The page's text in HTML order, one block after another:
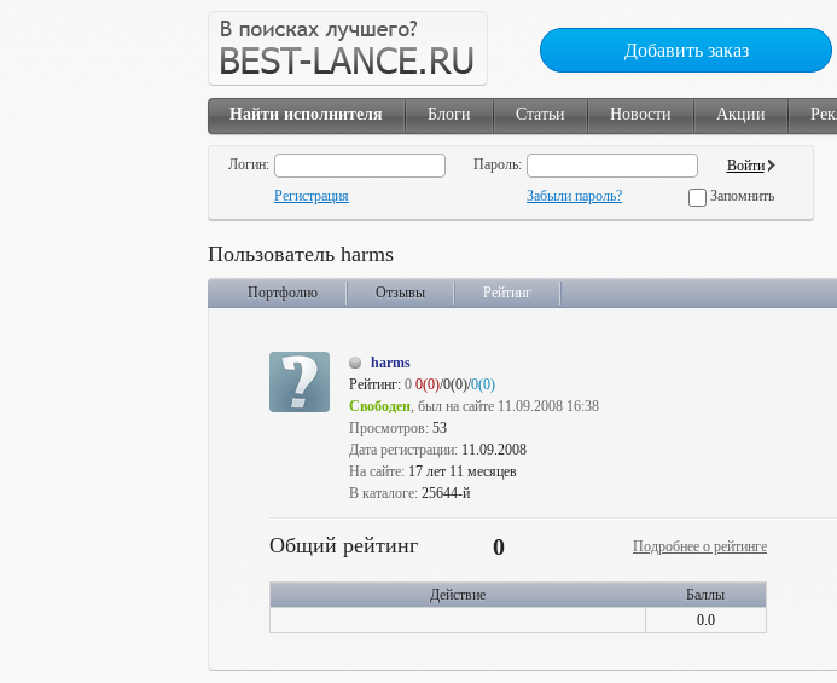
Добавить заказ
Найти исполнителя Блоги Статьи Новости Акции
Логин:
Пароль:
Регистрация
Забыли пароль? Запомнить
Пользователь harms
Портфолио Отзывы Рейтинг
harms
Рейтинг: 0 0(0)/0(0)/0(0)
Свободен, был на сайте 11.09.2008 16:38
Просмотров: 53
Дата регистрации: 11.09.2008
На сайте: 17 лет 11 месяцев
В каталоге: 25644-й
Общий рейтинг 0 Подробнее о рейтинге
Действие
Баллы
0.0